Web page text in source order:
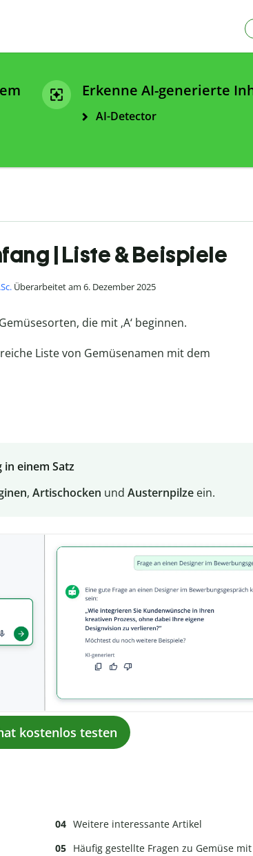
Erkenne AI-generierte
AI-Detector
| Liste & Beispiele
Überarbeitet am 6. Dezember 2025
die mit ‚A‘ beginnen.
Liste von Gemüsenamen mit dem
in einem Satz
, Artischocken und Austernpilzeein.
kostenlos testen
Weitere interessante Artikel
Häufig gestellte Fragen zu Gemüse mit